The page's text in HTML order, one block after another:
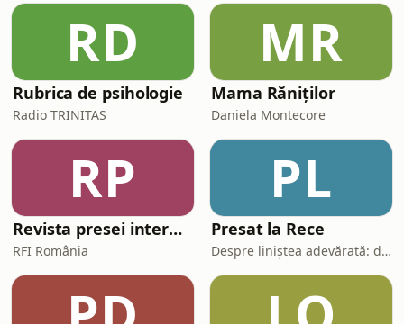
la limită. Iar uneori, asfaltul e mai
sincer decât orice oglindă.Aceasta e p
RD
Rubrica de psihologie
Radio TRINITAS
MR
Mama Răniților
Daniela Montecore
RP
Revista presei internaționale
RFI România
PL
Presat la Rece
Despre liniștea adevărată: de la stoici la Athos, de la corp la suflet.